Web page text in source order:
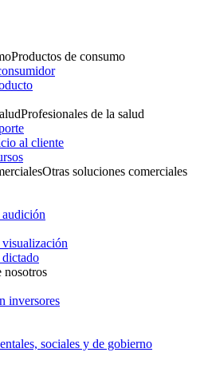
Productos de consumo
Profesionales de la salud
al cliente
Otras soluciones comerciales
audición
dictado
nosotros
inversores
sociales y de gobierno